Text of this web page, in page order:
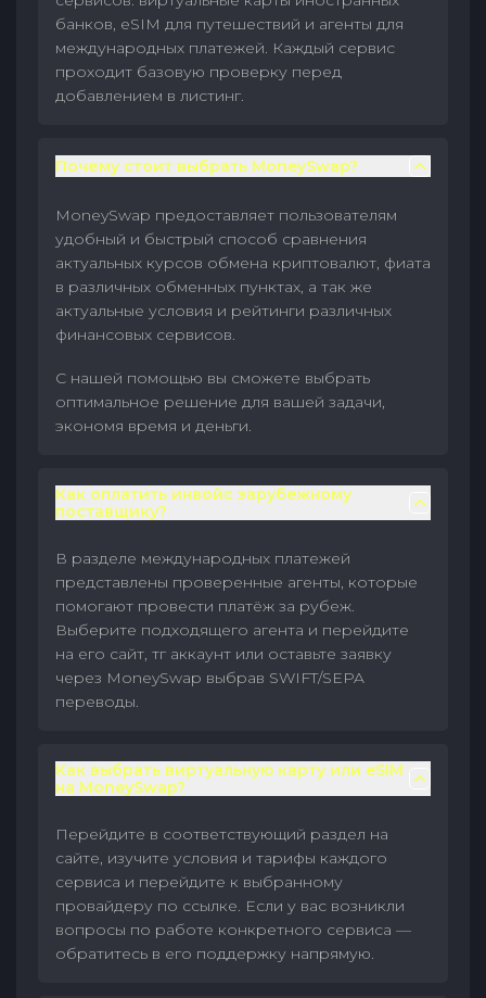
банков, eSIM для путешествий и агенты для
международных платежей. Каждый сервис
проходит базовую проверку перед
добавлением в листинг.
Почему стоит выбрать MoneySwap?
MoneySwap предоставляет пользователям
удобный и быстрый способ сравнения
актуальных курсов обмена криптовалют, фиата
в различных обменных пунктах, а так же
актуальные условия и рейтинги различных
финансовых сервисов.
С нашей помощью вы сможете выбрать
оптимальное решение для вашей задачи,
экономя время и деньги.
Как оплатить инвойс зарубежному
поставщику?
В разделе международных платежей
представлены проверенные агенты, которые
помогают провести платёж за рубеж.
Выберите подходящего агента и перейдите
на его сайт, тг аккаунт или оставьте заявку
через MoneySwap выбрав SWIFT/SEPA
переводы.
Как выбрать виртуальную карту или eSIM
на MoneySwap?
Перейдите в соответствующий раздел на
сайте, изучите условия и тарифы каждого
сервиса и перейдите к выбранному
провайдеру по ссылке. Если у вас возникли
вопросы по работе конкретного сервиса —
обратитесь в его поддержку напрямую.